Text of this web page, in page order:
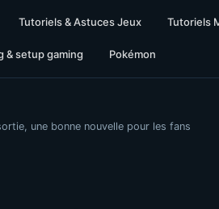
Tutoriels & Astuces Jeux Tutoriels
& setup gaming Pokémon
une bonne nouvelle pour les fans